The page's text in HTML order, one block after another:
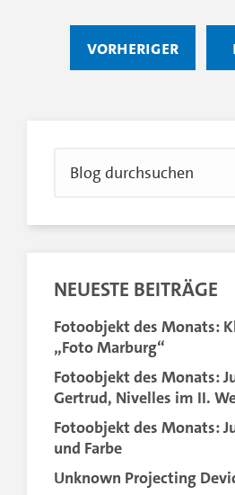
vorheriger
NEUESTE BEITRÄGE
Fotoobjekt des Monats:
„Foto Marburg“
Fotoobjekt des Monats:
Gertrud, Nivelles im II.
Fotoobjekt des Monats:
und Farbe
Unknown Projecting